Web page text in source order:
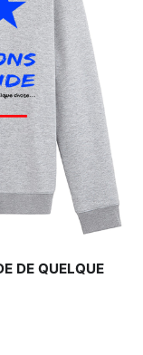
DE QUELQUE